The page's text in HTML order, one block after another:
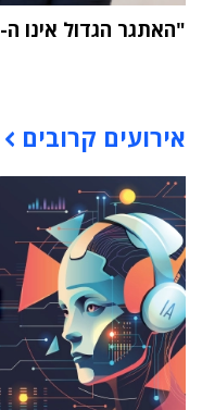
"האתגר הגדול אינו ה-AI אלא הטמעתה בארגון"
אירועים קרובים